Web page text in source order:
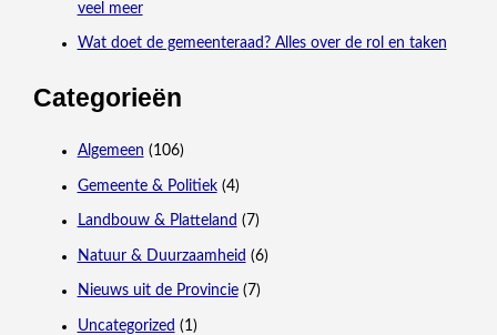
veel meer
Wat doet de gemeenteraad? Alles over de rol en taken
Categorieën
Algemeen (106)
Gemeente & Politiek(4)
Landbouw & Platteland (7)
Natuur & Duurzaamheid (6)
Nieuws uit de Provincie(7)
Uncategorized (1)